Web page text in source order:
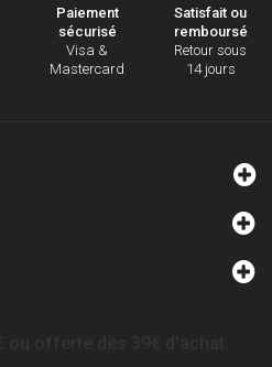
Paiement
sécurisé
Visa &
Mastercard
Satisfait ou
remboursé
Retour sous
14 jours